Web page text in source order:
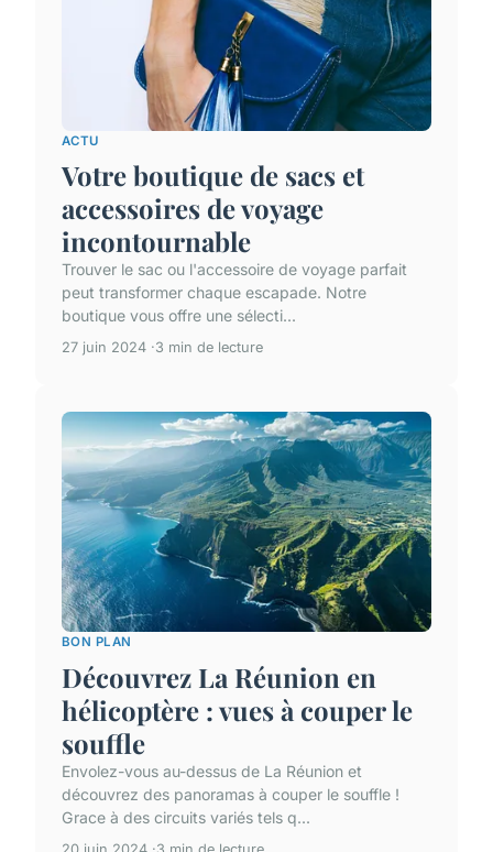
ACTU
Votre boutique de sacs et
accessoires de voyage
incontournable
Trouver le sac ou l'accessoire de voyage parfait
peut transformer chaque escapade. Notre
boutique vous offre une sélecti...
27 juin 2024 3 min de lecture
BON PLAN
Découvrez La Réunion en
hélicoptère : vues à couper le
souffle
Envolez-vous au-dessus de La Réunion et
découvrez des panoramas à couper le souffle !
Grace à des circuits variés tels q...